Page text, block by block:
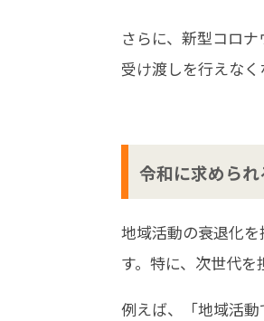
さらに、新型コロ
受け渡しを行えな
令和に求めら
地域活動の衰退化
す。特に、次世代
例えば、「地域活